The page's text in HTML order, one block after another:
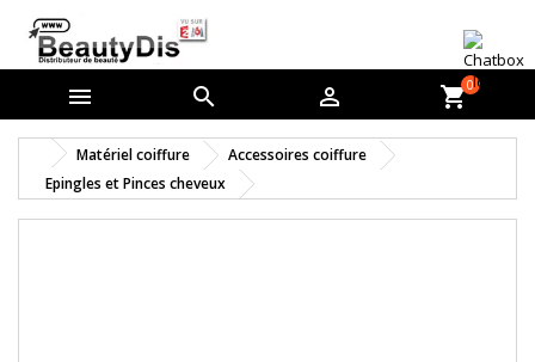
   shopping_cart0
Matériel coiffure
Accessoires coiffure
Epingles et Pinces cheveux